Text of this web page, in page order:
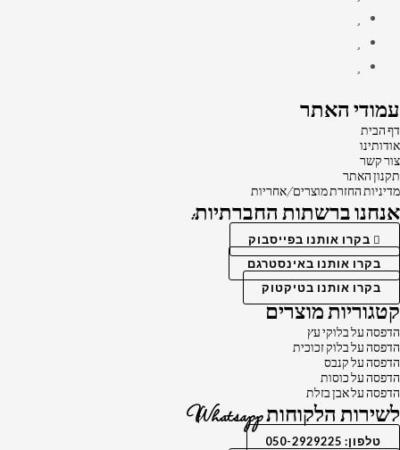
עמודי האתר
דף הבית
אודותינו
צור קשר
תקנון האתר
מדיניות החזרת מוצרים/אחריות
אנחנו ברשתות החברתיות:
בקרו אותנו בפייסבוק
בקרו אותנו באינסטרגם
בקרו אותנו בטיקטוק
קטגוריות מוצרים
הדפסה על בלוקי עץ
הדפסה על בלוק זכוכית
הדפסה על קנבס
הדפסה על כוסות
הדפסה על אבן בזלת
לשירות הלקוחות Whatsapp
טלפון: 050-2929225